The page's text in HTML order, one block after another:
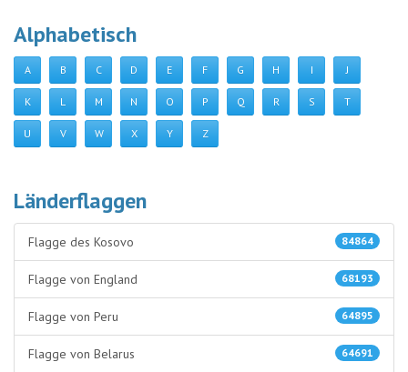
Alphabetisch
A B C D E F G H I J
K L M N O P Q R S T
U V W X Y Z
Länderflaggen
84864
Flagge des Kosovo
68193
Flagge von England
64895
Flagge von Peru
64691
Flagge von Belarus